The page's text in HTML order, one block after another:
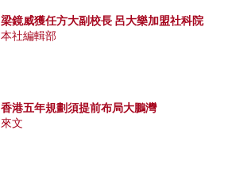
梁鏡威獲任方大副校長 呂大樂加盟社科院
本社編輯部
香港五年規劃須提前布局大鵬灣
來文